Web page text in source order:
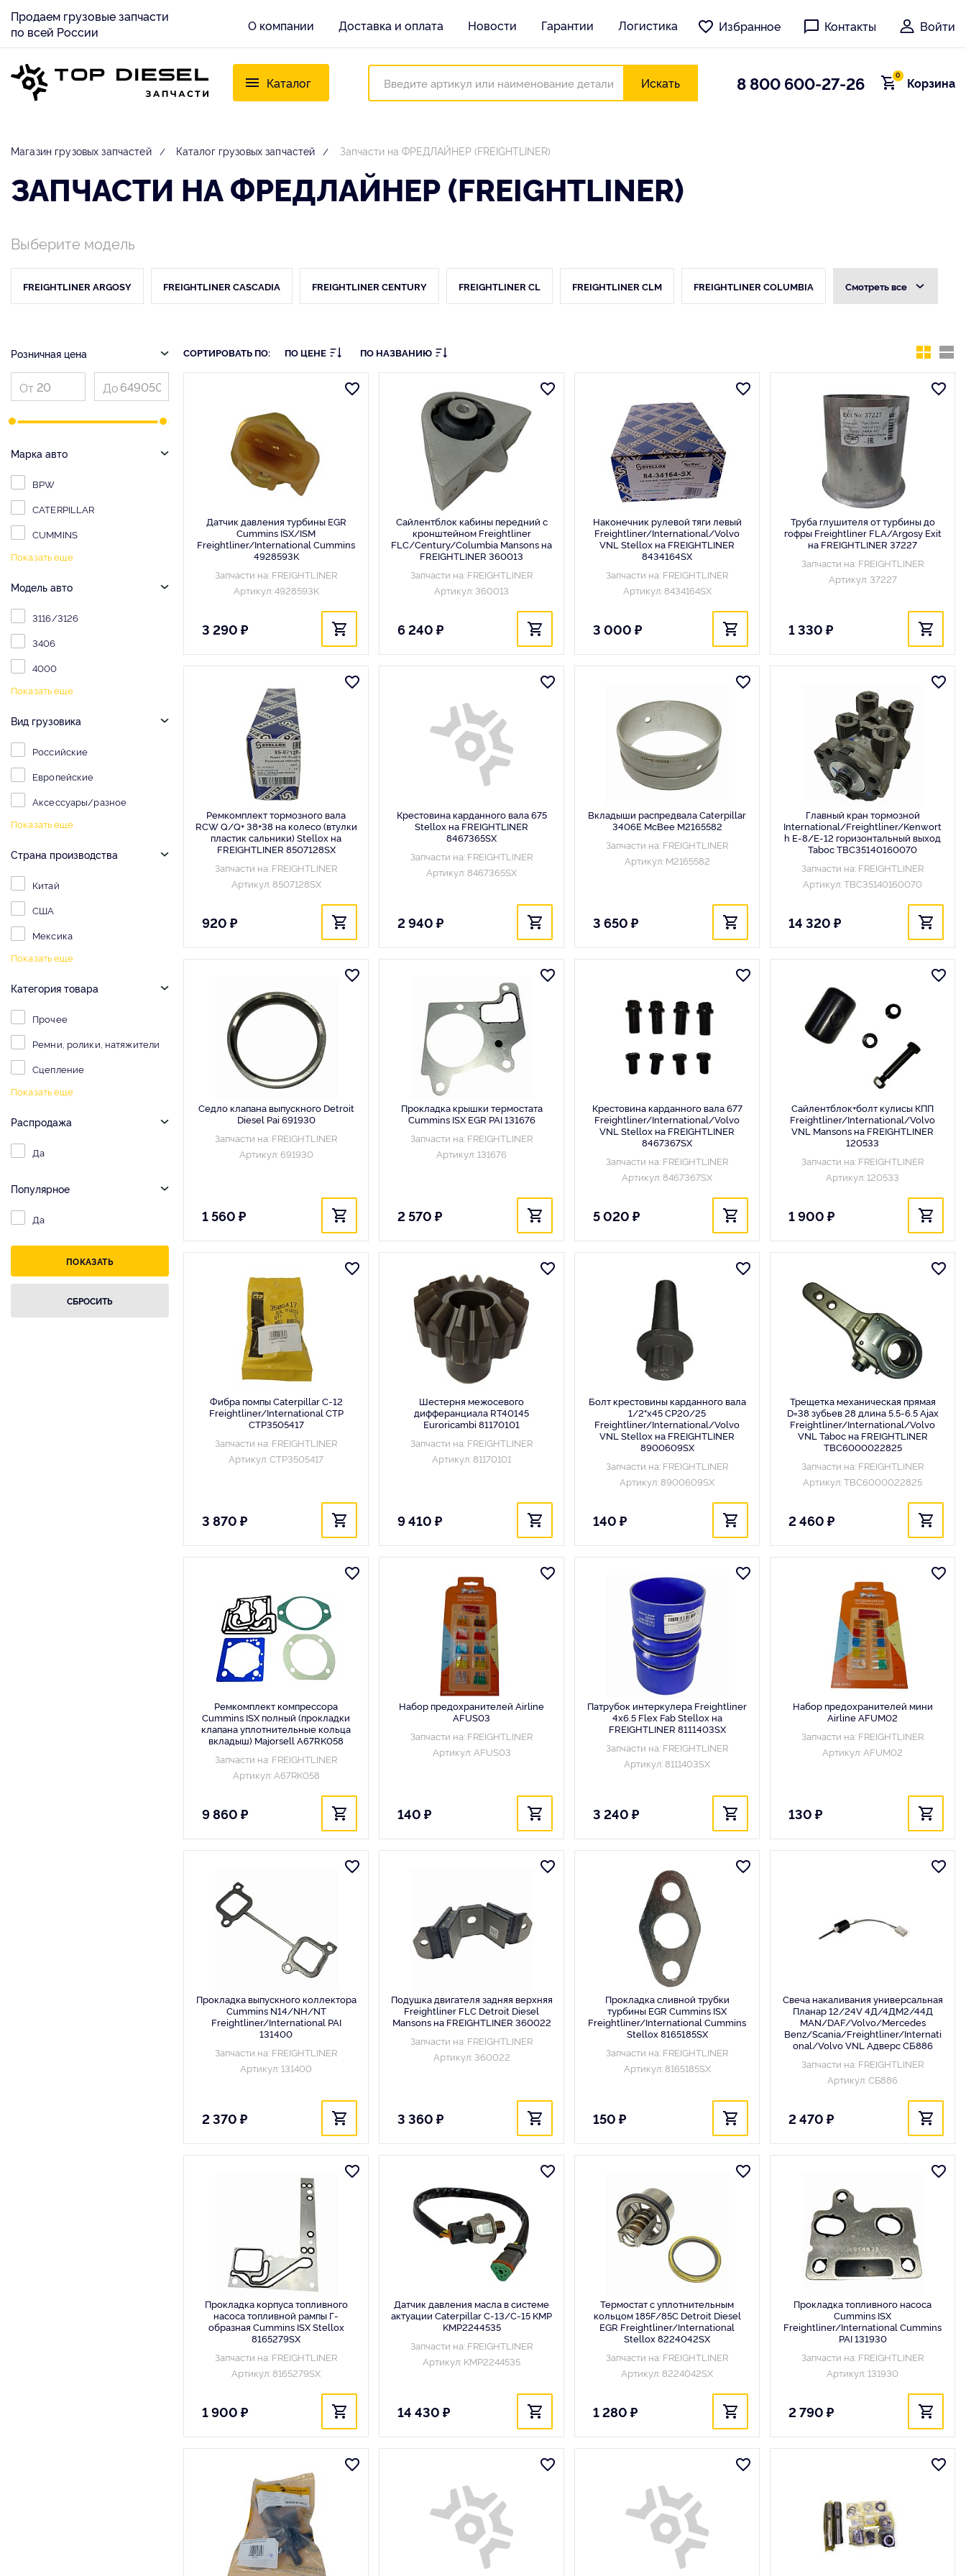
Продаем грузовые запчасти
по всей России
О компании Доставка и оплата Новости Гарантии Логистика Избранное Контакты Войти
Каталог Искать 8 800 600-27-26 Корзина
0
Магазин грузовых запчастей Каталог грузовых запчастей Запчасти на ФРЕДЛАЙНЕР (FREIGHTLINER)
ЗАПЧАСТИ НА ФРЕДЛАЙНЕР (FREIGHTLINER)
Выберите модель
FREIGHTLINER ARGOSY FREIGHTLINER CASCADIA FREIGHTLINER CENTURY FREIGHTLINER CL FREIGHTLINER CLM FREIGHTLINER COLUMBIA Cмотреть все
Розничная цена
Марка авто
BPW
CATERPILLAR
CUMMINS
Показать еще
Модель авто
3116/3126
3406
4000
Показать еще
Вид грузовика
Российские
Европейские
Аксессуары/разное
Показать еще
Страна производства
Китай
США
Мексика
Показать еще
Категория товара
Прочее
Ремни, ролики, натяжители
Сцепление
Показать еще
Распродажа
Да
Популярное
Да
СОРТИРОВАТЬ ПО: ПО ЦЕНЕ ПО НАЗВАНИЮ
Датчик давления турбины EGR
Cummins ISX/ISM
Freightliner/International Cummins
4928593K
Запчасти на: FREIGHTLINER
Артикул: 4928593K
3 290 ₽
Сайлентблок кабины передний с
кронштейном Freightliner
FLC/Century/Columbia Mansons на
FREIGHTLINER 360013
Запчасти на: FREIGHTLINER
Артикул: 360013
6 240 ₽
Наконечник рулевой тяги левый
Freightliner/International/Volvo
VNL Stellox на FREIGHTLINER
8434164SX
Запчасти на: FREIGHTLINER
Артикул: 8434164SX
3 000 ₽
Труба глушителя от турбины до
гофры Freightliner FLA/Argosy Exit
на FREIGHTLINER 37227
Запчасти на: FREIGHTLINER
Артикул: 37227
1 330 ₽
Ремкомплект тормозного вала
RCW Q/Q+ 38+38 на колесо (втулки
пластик сальники) Stellox на
FREIGHTLINER 8507128SX
Запчасти на: FREIGHTLINER
Артикул: 8507128SX
920 ₽
Крестовина карданного вала 675
Stellox на FREIGHTLINER
8467365SX
Запчасти на: FREIGHTLINER
Артикул: 8467365SX
2 940 ₽
Вкладыши распредвала Caterpillar
3406E McBee M2165582
Запчасти на: FREIGHTLINER
Артикул: M2165582
3 650 ₽
Главный кран тормозной
International/Freightliner/Kenwort
h E-8/E-12 горизонтальный выход
Taboc TBC35140160070
Запчасти на: FREIGHTLINER
Артикул: TBC35140160070
14 320 ₽
Седло клапана выпускного Detroit
Diesel Pai 691930
Запчасти на: FREIGHTLINER
Артикул: 691930
1 560 ₽
Прокладка крышки термостата
Cummins ISX EGR PAI 131676
Запчасти на: FREIGHTLINER
Артикул: 131676
2 570 ₽
Крестовина карданного вала 677
Freightliner/International/Volvo
VNL Stellox на FREIGHTLINER
8467367SX
Запчасти на: FREIGHTLINER
Артикул: 8467367SX
5 020 ₽
Сайлентблок+болт кулисы КПП
Freightliner/International/Volvo
VNL Mansons на FREIGHTLINER
120533
Запчасти на: FREIGHTLINER
Артикул: 120533
1 900 ₽
Фибра помпы Caterpillar C-12
Freightliner/International CTP
CTP3505417
Запчасти на: FREIGHTLINER
Артикул: CTP3505417
3 870 ₽
Шестерня межосевого
дифферанциала RT40145
Euroricambi 81170101
Запчасти на: FREIGHTLINER
Артикул: 81170101
9 410 ₽
Болт крестовины карданного вала
1/2"x45 CP20/25
Freightliner/International/Volvo
VNL Stellox на FREIGHTLINER
8900609SX
Запчасти на: FREIGHTLINER
Артикул: 8900609SX
140 ₽
Трещетка механическая прямая
D=38 зубьев 28 длина 5.5-6.5 Ajax
Freightliner/International/Volvo
VNL Taboc на FREIGHTLINER
TBC6000022825
Запчасти на: FREIGHTLINER
Артикул: TBC6000022825
2 460 ₽
Ремкомплект компрессора
Cummins ISX полный (прокладки
клапана уплотнительные кольца
вкладыш) Majorsell A67RK058
Запчасти на: FREIGHTLINER
Артикул: A67RK058
9 860 ₽
Набор предохранителей Airline
AFUS03
Запчасти на: FREIGHTLINER
Артикул: AFUS03
140 ₽
Патрубок интеркулера Freightliner
4x6.5 Flex Fab Stellox на
FREIGHTLINER 8111403SX
Запчасти на: FREIGHTLINER
Артикул: 8111403SX
3 240 ₽
Набор предохранителей мини
Airline AFUM02
Запчасти на: FREIGHTLINER
Артикул: AFUM02
130 ₽
Прокладка выпускного коллектора
Cummins N14/NH/NT
Freightliner/International PAI
131400
Запчасти на: FREIGHTLINER
Артикул: 131400
2 370 ₽
Подушка двигателя задняя верхняя
Freightliner FLC Detroit Diesel
Mansons на FREIGHTLINER 360022
Запчасти на: FREIGHTLINER
Артикул: 360022
3 360 ₽
Прокладка сливной трубки
турбины EGR Cummins ISX
Freightliner/International Cummins
Stellox 8165185SX
Запчасти на: FREIGHTLINER
Артикул: 8165185SX
150 ₽
Свеча накаливания универсальная
Планар 12/24V 4Д/4ДМ2/44Д
MAN/DAF/Volvo/Mercedes
Benz/Scania/Freightliner/Internati
onal/Volvo VNL Адверс СБ886
Запчасти на: FREIGHTLINER
Артикул: СБ886
2 470 ₽
Прокладка корпуса топливного
насоса топливной рампы Г-
образная Cummins ISX Stellox
8165279SX
Запчасти на: FREIGHTLINER
Артикул: 8165279SX
1 900 ₽
Датчик давления масла в системе
актуации Caterpillar C-13/C-15 KMP
KMP2244535
Запчасти на: FREIGHTLINER
Артикул: KMP2244535
14 430 ₽
Термостат с уплотнительным
кольцом 185F/85C Detroit Diesel
EGR Freightliner/International
Stellox 8224042SX
Запчасти на: FREIGHTLINER
Артикул: 8224042SX
1 280 ₽
Прокладка топливного насоса
Cummins ISX
Freightliner/International Cummins
PAI 131930
Запчасти на: FREIGHTLINER
Артикул: 131930
2 790 ₽